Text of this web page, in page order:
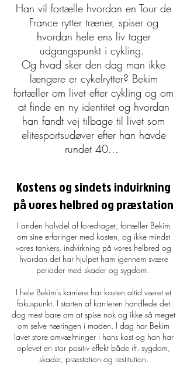
Han vil fortælle hvordan en Tour de
France rytter træner, spiser og
hvordan hele ens liv tager
udgangspunkt i cykling.
Og hvad sker den dag man ikke
længere er cykelrytter? Bekim
fortæller om livet efter cykling og om
at finde en ny identitet og hvordan
han fandt vej tilbage til livet som
elitesportsudøver efter han havde
rundet 40...
Kostens og sindets indvirkning
på vores helbred og præstation
I anden halvdel af foredraget, fortæller Bekim
om sine erfaringer med kosten, og ikke mindst
vores tankers, indvirkning på vores helbred og
hvordan det har hjulpet ham igennem svære
perioder med skader og sygdom.
I hele Bekim’s karriere har kosten altid været et
fokuspunkt. I starten af karrieren handlede det
dog mest bare om at spise nok og ikke så meget
om selve næringen i maden. I dag har Bekim
lavet store omvæltninger i hans kost og han har
oplevet en stor positiv effekt både ift. sygdom,
skader, præstation og restitution.